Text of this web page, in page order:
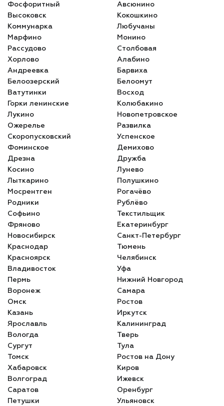
Фосфоритный
Авсюнино
Высоковск
Кокошкино
Коммунарка
Любучаны
Марфино
Монино
Рассудово
Столбовая
Хорлово
Алабино
Андреевка
Барвиха
Белоозерский
Белоомут
Ватутинки
Восход
Горки ленинские
Колюбакино
Лукино
Новопетровское
Ожерелье
Развилка
Скоропусковский
Успенское
Фоминское
Демихово
Дрезна
Дружба
Косино
Лунево
Лыткарино
Полушкино
Мосрентген
Рогачёво
Родники
Рублёво
Софьино
Текстильщик
Фряново
Екатеринбург
Новосибирск
Санкт-Петербург
Краснодар
Тюмень
Красноярск
Челябинск
Владивосток
Уфа
Пермь
Нижний Новгород
Воронеж
Самара
Омск
Ростов
Казань
Иркутск
Ярославль
Калининград
Вологда
Тверь
Сургут
Тула
Томск
Ростов на Дону
Хабаровск
Киров
Волгоград
Ижевск
Саратов
Оренбург
Петушки
Ульяновск